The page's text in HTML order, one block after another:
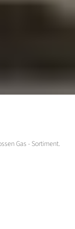
Gas - Sortiment.